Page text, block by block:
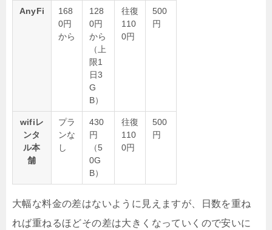
AnyFi
168
0円
から
128
0円
から
（上
限1
日3
G
B）
往復
110
0円
500
円
wifiレ
ンタ
ル本
舗
プラ
ンな
し
430
円
（5
0G
B）
往復
110
0円
500
円
大幅な料金の差はないように見えますが、日数を重ね
れば重ねるほどその差は大きくなっていくので安いに